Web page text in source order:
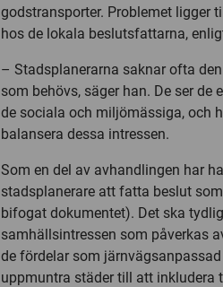
godstransporter. Problemet ligger
hos de lokala beslutsfattarna,
– Stadsplanerarna saknar ofta
som behövs, säger han. De ser
de sociala och miljömässiga, och
balansera dessa intressen.
Som en del av avhandlingen har
stadsplanerare att fatta beslut
bifogat dokumentet). Det ska
samhällsintressen som påverkas
de fördelar som
uppmuntra städer till att inkludera